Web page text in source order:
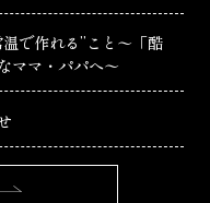
で作れる”こと〜「酷
ママ・パパへ〜